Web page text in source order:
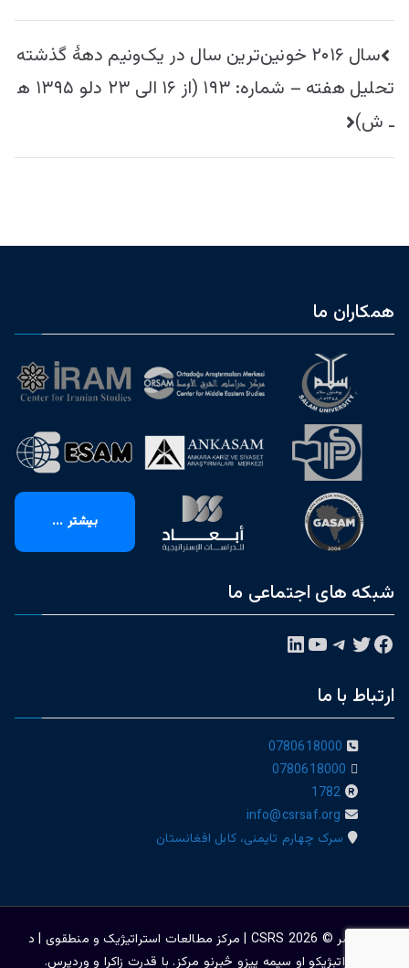
راهبری
نوشته
سال ۲۰۱۶ خونین‌ترین سال در یک‌ونیم دهۀ گذشته
تحلیل هفته – شماره: ۱۹۳ (از ۱۶ الی ۲۳ دلو ۱۳۹۵ ه
ـ ش)
همکاران ما
بیشتر ...
شبکه های اجتماعی ما
فیس‌بوکتوییتر تلگرام یوتیوبلینکداین
ارتباط با ما
0780618000
0780618000
1782
info@csrsaf.org
سرک چهارم تایمنی، کابل افغانستان
حق نشر © 2026
CSRS | مرکز مطالعات استراتیژيک و منطقوی | د
ستراتېژیکو او سیمه ییزو څېړنو مرکز. با قدرت زاکرا و وردپرس.